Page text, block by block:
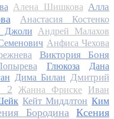
Алена Шишкова Алла
Анастасия Костенко
Джоли
Андрей Малахов
Анфиса Чехова
Виктория Боня
Глюкоза
Дана
Дима Билан Дмитрий
2 Жанна Фриске
Иван
Кейт Миддлтон Ким
Бородина
Ксения